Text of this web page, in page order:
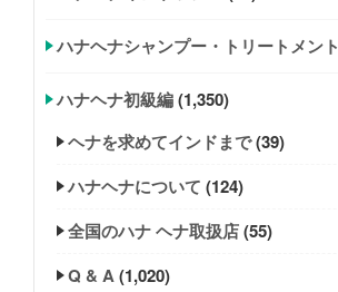
ハナヘナシャンプー・トリートメント
ハナヘナ初級編(1,350)
ヘナを求めてインドまで(39)
ハナヘナについて (124)
全国のハナ ヘナ取扱店(55)
Q & A(1,020)